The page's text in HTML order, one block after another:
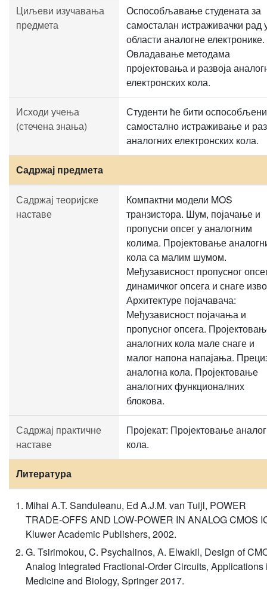
Циљеви изучавања
предмета
Оспособљавање студената за
самосталан истраживачки рад
области аналогне електронике.
Овладавање методама
пројектовања и развоја
електронских кола.
Исходи учења
(стечена знања)
Студенти ће бити
самостално истраживање и
аналогних електронских кола.
Садржај предмета
Садржај теоријске
наставе
Компактни модели MOS
транзистора. Шум, појачање и
пропусни опсег у аналогним
колима. Пројектовање
кола са малим шумом.
Међузависност пропусног
динамичког опсега и снаге
Архитектуре појачавача:
Међузависност појачања и
пропусног опсега.
аналогних кола мале снаге и
малог напона напајања.
аналогна кола. Пројектовање
аналогних функционалних
блокова.
Садржај практичне
наставе
Пројекат: Пројектовање
кола.
Литература
Mihai A.T. Sanduleanu, Ed A.J.M. van Tuijl, POWER
TRADE-OFFS AND LOW-POWER IN ANALOG CMOS
Kluwer Academic Publishers, 2002.
G. Tsirimokou, C. Psychalinos, A. Elwakil, Design of
Analog Integrated Fractional-Order Circuits, Applications
Medicine and Biology, Springer 2017.